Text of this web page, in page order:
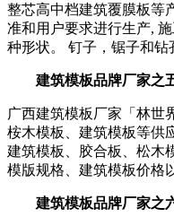
整芯高中档建筑覆膜板等
准和用户要求进行生产,
种形状。 钉子，锯子和钻
建筑模板品牌厂家之
广西建筑模板厂家「林世
桉木模板、建筑模板等供
建筑模板、胶合板、松木
模版规格、建筑模板价格
建筑模板品牌厂家之